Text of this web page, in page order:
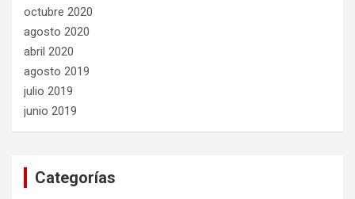
octubre 2020
agosto 2020
abril 2020
agosto 2019
julio 2019
junio 2019
Categorías